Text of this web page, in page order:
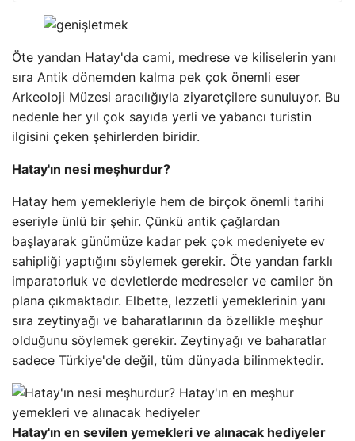
Öte yandan Hatay'da cami, medrese ve kiliselerin yanı
sıra Antik dönemden kalma pek çok önemli eser
Arkeoloji Müzesi aracılığıyla ziyaretçilere sunuluyor. Bu
nedenle her yıl çok sayıda yerli ve yabancı turistin
ilgisini çeken şehirlerden biridir.
Hatay'ın nesi meşhurdur?
Hatay hem yemekleriyle hem de birçok önemli tarihi
eseriyle ünlü bir şehir. Çünkü antik çağlardan
başlayarak günümüze kadar pek çok medeniyete ev
sahipliği yaptığını söylemek gerekir. Öte yandan farklı
imparatorluk ve devletlerde medreseler ve camiler ön
plana çıkmaktadır. Elbette, lezzetli yemeklerinin yanı
sıra zeytinyağı ve baharatlarının da özellikle meşhur
olduğunu söylemek gerekir. Zeytinyağı ve baharatlar
sadece Türkiye'de değil, tüm dünyada bilinmektedir.
Hatay'ın en sevilen yemekleri ve alınacak hediyeler